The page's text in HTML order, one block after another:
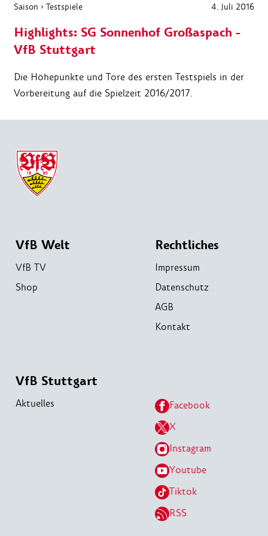
Saison › Testspiele 4. Juli 2016
Highlights: SG Sonnenhof Großaspach -
VfB Stuttgart
Die Höhepunkte und Tore des ersten Testspiels in der
Vorbereitung auf die Spielzeit 2016/2017.
VfB Welt
VfB TV
Shop
Rechtliches
Impressum
Datenschutz
AGB
Kontakt
VfB Stuttgart
Aktuelles
Facebook
X
Instagram
Youtube
Tiktok
RSS